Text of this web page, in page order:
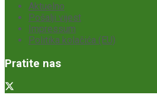
Aktuelno
Pošalji vijest
Impressum
Politika kolačića (EU)
Pratite nas